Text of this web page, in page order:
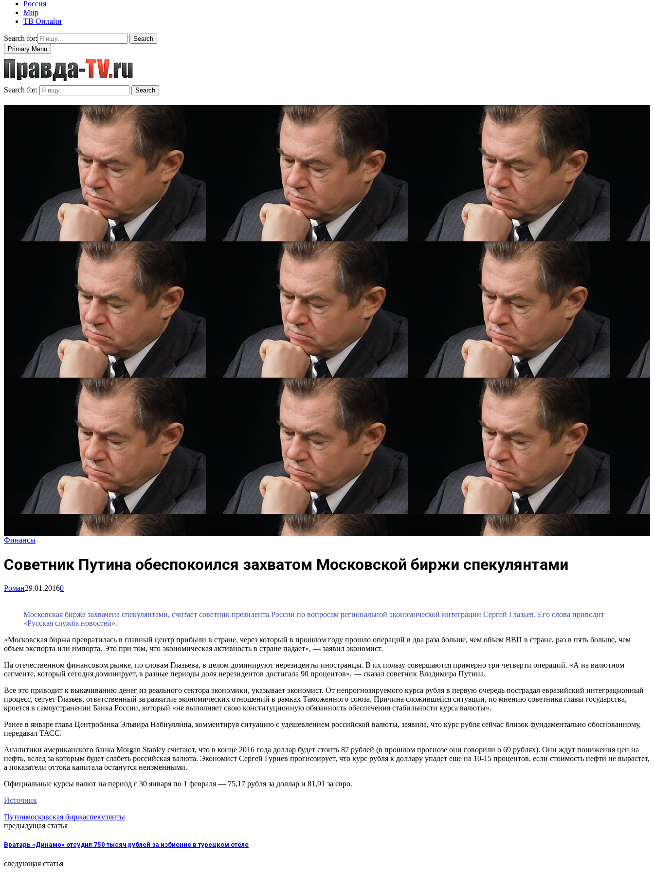
Россия
Мир
ТВ Онлайн
Search for:
Search
Primary Menu
Search for: Search
Финансы
Советник Путина обеспокоился захватом Московской биржи спекулянтами
Роман29.01.20160
Московская биржа захвачена спекулянтами, считает советник президента России по вопросам региональной экономической интеграции Сергей Глазьев. Его слова приводит
«Русская служба новостей».
«Московская биржа превратилась в главный центр прибыли в стране, через который в прошлом году прошло операций в два раза больше, чем объем ВВП в стране, раз в пять больше, чем
объем экспорта или импорта. Это при том, что экономическая активность в стране падает», — заявил экономист.
На отечественном финансовом рынке, по словам Глазьева, в целом доминируют нерезиденты-иностранцы. В их пользу совершаются примерно три четверти операций. «А на валютном
сегменте, который сегодня доминирует, в разные периоды доля нерезидентов достигала 90 процентов», — сказал советник Владимира Путина.
Все это приводит к выкачиванию денег из реального сектора экономики, указывает экономист. От непрогнозируемого курса рубля в первую очередь пострадал евразийский интеграционный
процесс, сетует Глазьев, ответственный за развитие экономических отношений в рамках Таможенного союза. Причина сложившейся ситуации, по мнению советника главы государства,
кроется в самоустранении Банка России, который «не выполняет свою конституционную обязанность обеспечения стабильности курса валюты».
Ранее в январе глава Центробанка Эльвира Набиуллина, комментируя ситуацию с удешевлением российской валюты, заявила, что курс рубля сейчас близок фундаментально обоснованному,
передавал ТАСС.
Аналитики американского банка Morgan Stanley считают, что в конце 2016 года доллар будет стоить 87 рублей (в прошлом прогнозе они говорили о 69 рублях). Они ждут понижения цен на
нефть, вслед за которым будет слабеть российская валюта. Экономист Сергей Гуриев прогнозирует, что курс рубля к доллару упадет еще на 10-15 процентов, если стоимость нефти не вырастет,
а показатели оттока капитала останутся неизменными.
Официальные курсы валют на период с 30 января по 1 февраля — 75,17 рубля за доллар и 81,91 за евро.
Источник
Путинмосковская биржаспекулянты
предыдущая статья
Вратарь «Динамо» отсудил 750 тысяч рублей за избиение в турецком отеле
следующая статья